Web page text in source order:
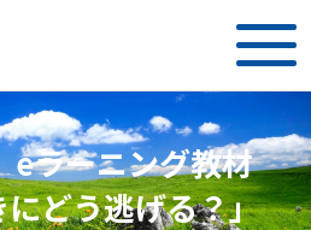
ラーニング教材
どう逃げる？」